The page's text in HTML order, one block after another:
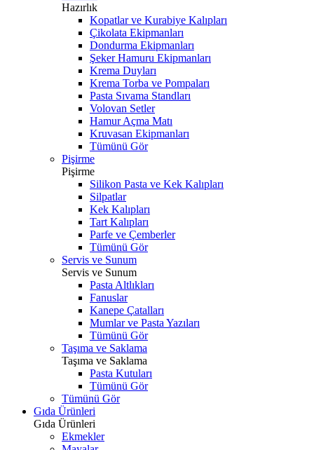
Hazırlık
Kopatlar ve Kurabiye Kalıpları
Çikolata Ekipmanları
Dondurma Ekipmanları
Şeker Hamuru Ekipmanları
Krema Duyları
Krema Torba ve Pompaları
Pasta Sıvama Standları
Volovan Setler
Hamur Açma Matı
Kruvasan Ekipmanları
Tümünü Gör
Pişirme
Pişirme
Silikon Pasta ve Kek Kalıpları
Silpatlar
Kek Kalıpları
Tart Kalıpları
Parfe ve Çemberler
Tümünü Gör
Servis ve Sunum
Servis ve Sunum
Pasta Altlıkları
Fanuslar
Kanepe Çatalları
Mumlar ve Pasta Yazıları
Tümünü Gör
Taşıma ve Saklama
Taşıma ve Saklama
Pasta Kutuları
Tümünü Gör
Tümünü Gör
Gıda Ürünleri
Gıda Ürünleri
Ekmekler